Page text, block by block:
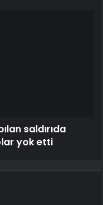
saldırıda
yok etti